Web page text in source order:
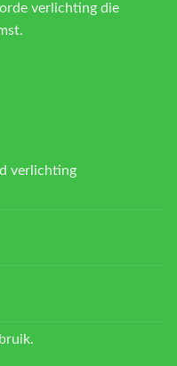
verlichting die
verlichting